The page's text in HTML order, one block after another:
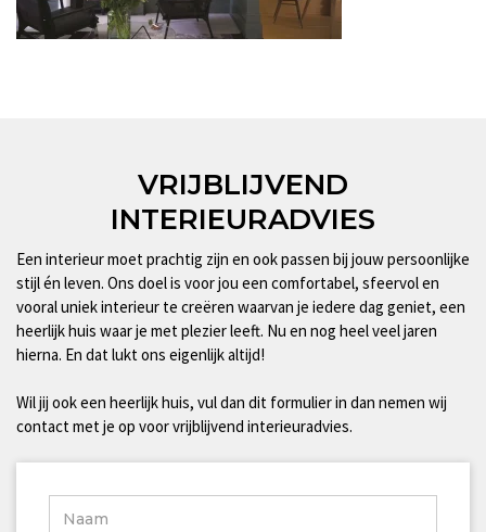
VRIJBLIJVEND
INTERIEURADVIES
Een interieur moet prachtig zijn en ook passen bij jouw persoonlijke
stijl én leven. Ons doel is voor jou een comfortabel, sfeervol en
vooral uniek interieur te creëren waarvan je iedere dag geniet, een
heerlijk huis waar je met plezier leeft. Nu en nog heel veel jaren
hierna. En dat lukt ons eigenlijk altijd!
Wil jij ook een heerlijk huis, vul dan dit formulier in dan nemen wij
contact met je op voor vrijblijvend interieuradvies.